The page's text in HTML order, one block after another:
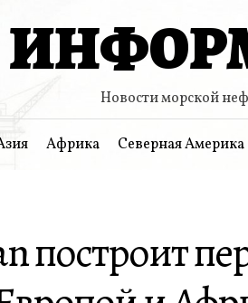
Новости морской
Африка Северная Америка
построит